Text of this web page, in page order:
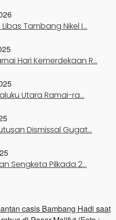
Tambang Nikel I…
Hari Kemerdekaan R…
Utara Ramai-ra…
Dismissal Gugat…
Sengketa Pilkada 2…